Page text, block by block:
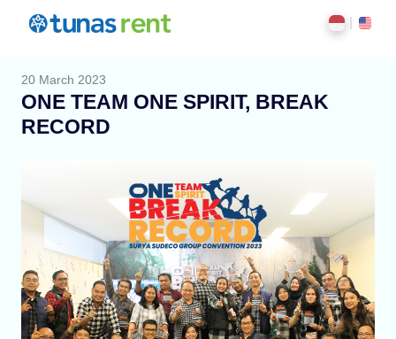
20 March 2023
ONE TEAM ONE SPIRIT, BREAK
RECORD